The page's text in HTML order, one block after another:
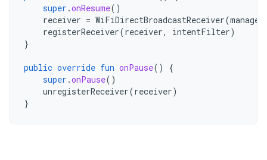
super .onResume()
receiver = WiFiDirectBroadcastReceiver(manager
registerReceiver(receiver, intentFilter)
}
public override fun onPause()
{
super .onPause()
unregisterReceiver(receiver)
}